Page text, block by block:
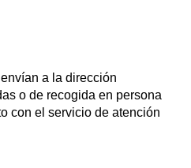
a la dirección
o de recogida en persona
con el servicio de atención